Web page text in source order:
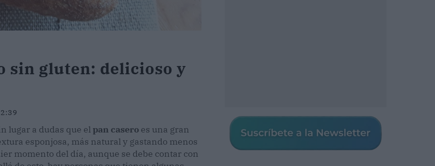
sin gluten: delicioso y
lugar a dudas que elpan casero es una gran
esponjosa, más natural y gastando menos
momento del día, aunque se debe contar con